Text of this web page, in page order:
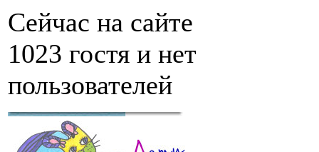
Сейчас на сайте
1023 гостя и нет
пользователей